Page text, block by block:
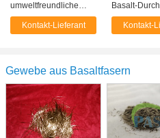
umweltfreundliche
natürliche Basalt-
Endlosfaser-Roving
Kontakt-Lieferant
Basalt-
Roving für
Rebar für
Kontakt-
Gewebe aus Basaltfasern